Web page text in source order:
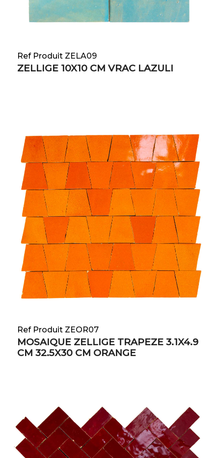
Ref Produit ZELA09
ZELLIGE 10X10 CM VRAC LAZULI
Ref Produit ZEOR07
MOSAIQUE ZELLIGE TRAPEZE 3.1X4.9
CM 32.5X30 CM ORANGE